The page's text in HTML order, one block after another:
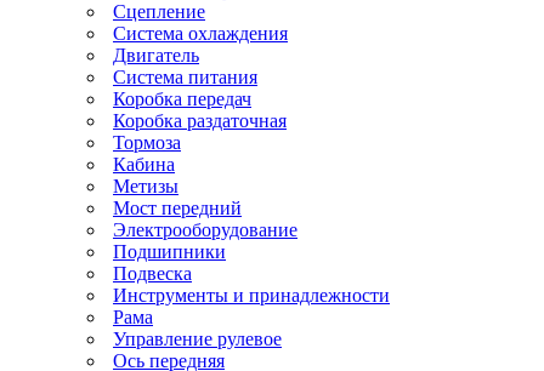
Сцепление
Система охлаждения
Двигатель
Система питания
Коробка передач
Коробка раздаточная
Тормоза
Кабина
Метизы
Мост передний
Электрооборудование
Подшипники
Подвеска
Инструменты и принадлежности
Рама
Управление рулевое
Ось передняя